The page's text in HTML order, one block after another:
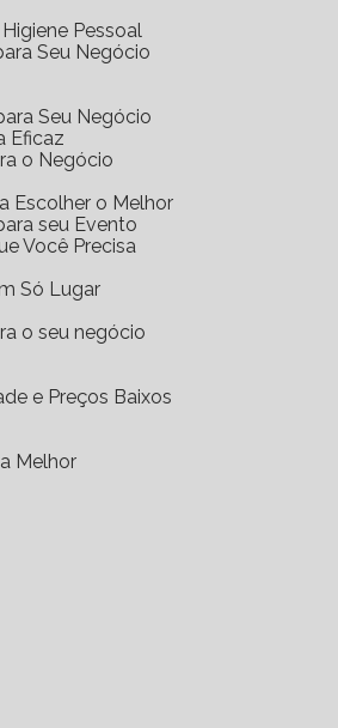
Pessoal
Seu Negócio
Seu Negócio
Eficaz
o Negócio
Escolher o Melhor
seu Evento
Você Precisa
Só Lugar
o seu negócio
e Preços Baixos
Melhor